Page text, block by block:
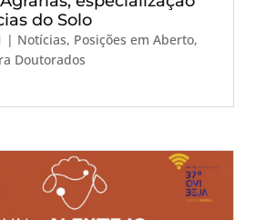
do Solo
| Notícias, Posições em Aberto,
Doutorados